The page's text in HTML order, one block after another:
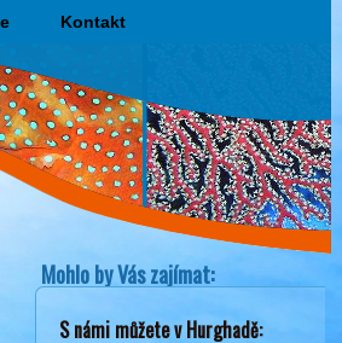
Kontakt
Mohlo by Vás zajímat:
S námi můžete v Hurghadě: